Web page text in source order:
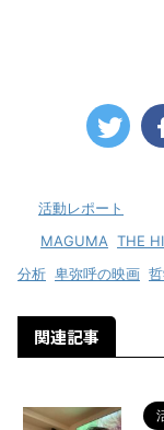
活動レポート
MAGUMA THE
分析 卑弥呼の映画
関連記事